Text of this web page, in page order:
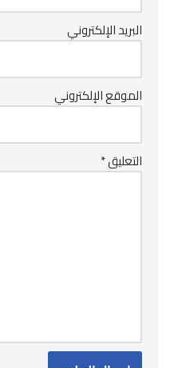
البريد الإلكتروني
الموقع الإلكتروني
التعليق*